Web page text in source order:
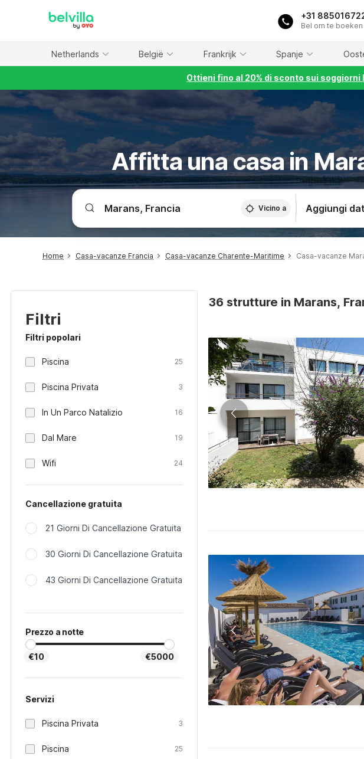
+31
Bel om te boeken
Netherlands België Frankrijk Spanje
Ottieni fino al 20% di sconto sui
Affitta una casa in
Vicino a Aggiungi
Home Casa-vacanze Francia Casa-vacanze Charente-Maritime Casa-vacanze
Filtri
Filtri popolari
Piscina 25
Piscina Privata 3
In Un Parco Natalizio 16
Dal Mare 19
Wifi 24
Cancellazione gratuita
21 Giorni Di Cancellazione Gratuita
30 Giorni Di Cancellazione Gratuita
43 Giorni Di Cancellazione Gratuita
Prezzo a notte
€10 €5000
Servizi
Piscina Privata 3
Piscina 25
36 strutture in Marans,